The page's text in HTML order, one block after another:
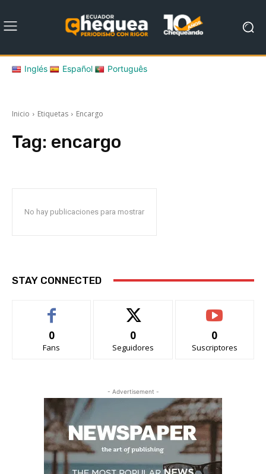
Inglés Español Português
Inicio Etiquetas Encargo
Tag: encargo
No hay publicaciones para mostrar
STAY CONNECTED
0
Fans
0
Seguidores
0
Suscriptores
- Advertisement -